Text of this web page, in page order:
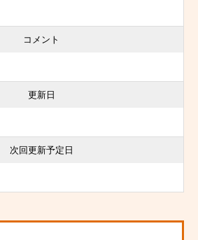
コメント
更新日
次回更新予定日